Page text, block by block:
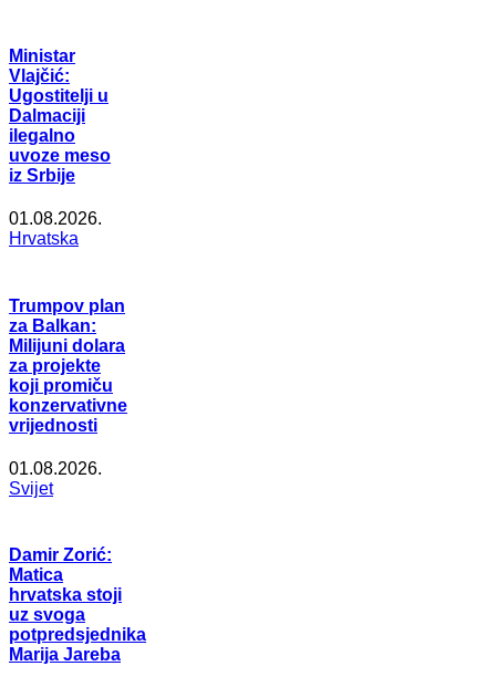
Ministar
Vlajčić:
Ugostitelji u
Dalmaciji
ilegalno
uvoze meso
iz Srbije
01.08.2026.
Hrvatska
Trumpov plan
za Balkan:
Milijuni dolara
za projekte
koji promiču
konzervativne
vrijednosti
01.08.2026.
Svijet
Damir Zorić:
Matica
hrvatska stoji
uz svoga
potpredsjednika
Marija Jareba